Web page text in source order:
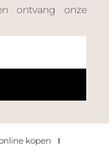
ontvang onze
kopen